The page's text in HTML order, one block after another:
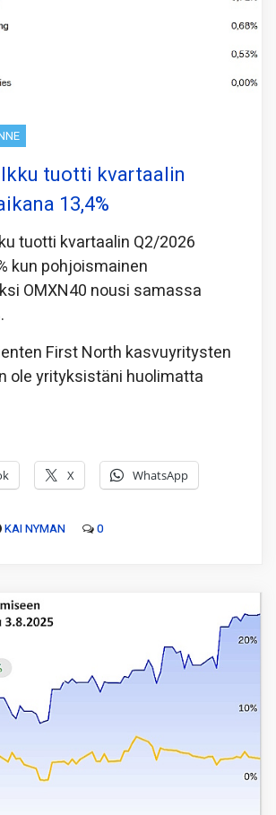
tuotti kvartaalin
13,4%
tuotti kvartaalin Q2/2026
kun pohjoismainen
OMXN40 nousi samassa
First North kasvuyritysten
ole yrityksistäni huolimatta
X WhatsApp
KAI NYMAN 0